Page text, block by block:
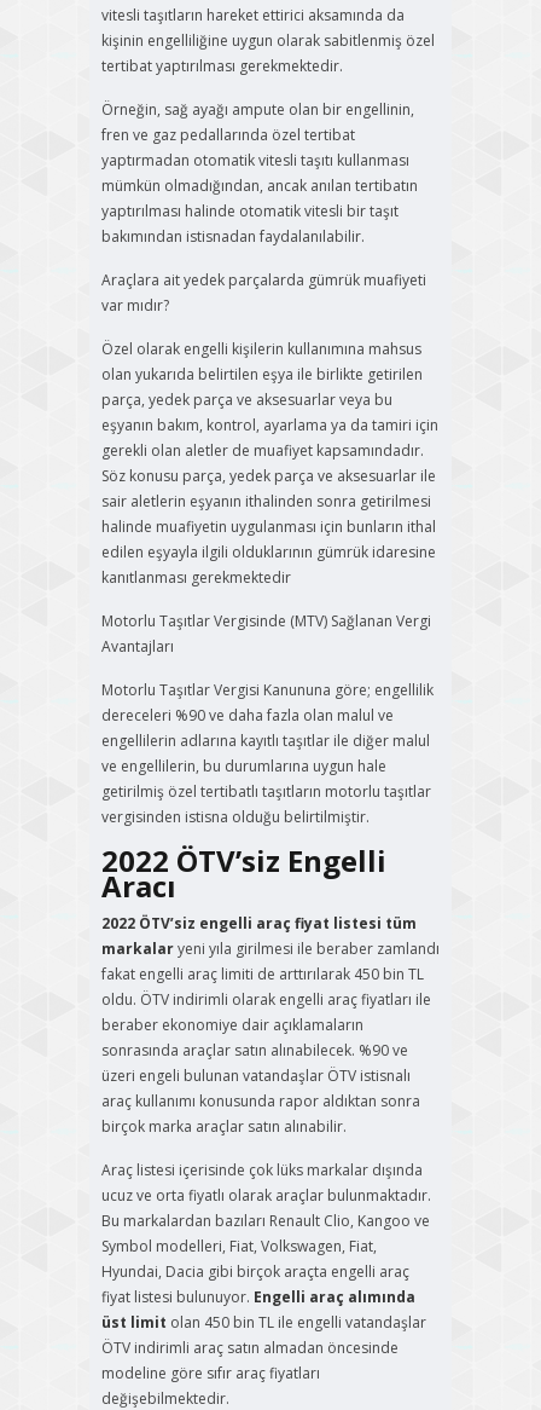
vitesli taşıtların hareket ettirici aksamında da
kişinin engelliliğine uygun olarak sabitlenmiş özel
tertibat yaptırılması gerekmektedir.
Örneğin, sağ ayağı ampute olan bir engellinin,
fren ve gaz pedallarında özel tertibat
yaptırmadan otomatik vitesli taşıtı kullanması
mümkün olmadığından, ancak anılan tertibatın
yaptırılması halinde otomatik vitesli bir taşıt
bakımından istisnadan faydalanılabilir.
Araçlara ait yedek parçalarda gümrük muafiyeti
var mıdır?
Özel olarak engelli kişilerin kullanımına mahsus
olan yukarıda belirtilen eşya ile birlikte getirilen
parça, yedek parça ve aksesuarlar veya bu
eşyanın bakım, kontrol, ayarlama ya da tamiri için
gerekli olan aletler de muafiyet kapsamındadır.
Söz konusu parça, yedek parça ve aksesuarlar ile
sair aletlerin eşyanın ithalinden sonra getirilmesi
halinde muafiyetin uygulanması için bunların ithal
edilen eşyayla ilgili olduklarının gümrük idaresine
kanıtlanması gerekmektedir
Motorlu Taşıtlar Vergisinde (MTV) Sağlanan Vergi
Avantajları
Motorlu Taşıtlar Vergisi Kanununa göre; engellilik
dereceleri %90 ve daha fazla olan malul ve
engellilerin adlarına kayıtlı taşıtlar ile diğer malul
ve engellilerin, bu durumlarına uygun hale
getirilmiş özel tertibatlı taşıtların motorlu taşıtlar
vergisinden istisna olduğu belirtilmiştir.
2022 ÖTV’siz Engelli
Aracı
2022 ÖTV’siz engelli araç fiyat listesi tüm
markalaryeni yıla girilmesi ile beraber zamlandı
fakat engelli araç limiti de arttırılarak 450 bin TL
oldu. ÖTV indirimli olarak engelli araç fiyatları ile
beraber ekonomiye dair açıklamaların
sonrasında araçlar satın alınabilecek. %90 ve
üzeri engeli bulunan vatandaşlar ÖTV istisnalı
araç kullanımı konusunda rapor aldıktan sonra
birçok marka araçlar satın alınabilir.
Araç listesi içerisinde çok lüks markalar dışında
ucuz ve orta fiyatlı olarak araçlar bulunmaktadır.
Bu markalardan bazıları Renault Clio, Kangoo ve
Symbol modelleri, Fiat, Volkswagen, Fiat,
Hyundai, Dacia gibi birçok araçta engelli araç
fiyat listesi bulunuyor. Engelli araç alımında
üst limit olan 450 bin TL ile engelli vatandaşlar
ÖTV indirimli araç satın almadan öncesinde
modeline göre sıfır araç fiyatları
değişebilmektedir.